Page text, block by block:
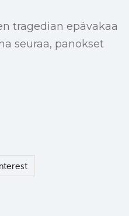
tragedian epävakaa
seuraa, panokset